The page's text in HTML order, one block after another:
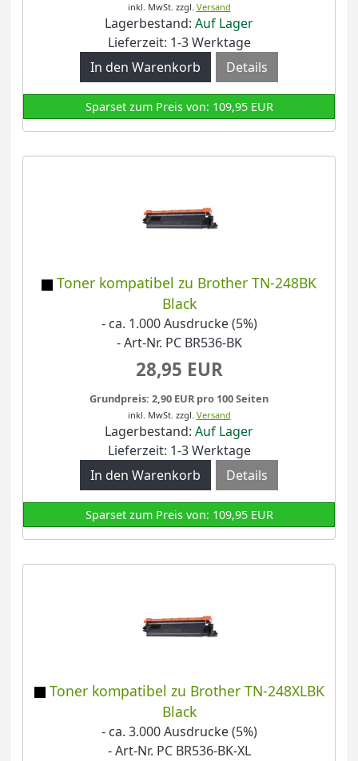
inkl. MwSt. zzgl. Versand
Lagerbestand: Auf Lager
Lieferzeit: 1-3 Werktage
Details
Sparset zum Preis von: 109,95 EUR
Toner kompatibel zu Brother TN-248BK
Black
- ca. 1.000 Ausdrucke (5%)
- Art-Nr. PC BR536-BK
28,95 EUR
Grundpreis: 2,90 EUR pro 100 Seiten
inkl. MwSt. zzgl. Versand
Lagerbestand: Auf Lager
Lieferzeit: 1-3 Werktage
Details
Sparset zum Preis von: 109,95 EUR
Toner kompatibel zu Brother TN-248XLBK
Black
- ca. 3.000 Ausdrucke (5%)
- Art-Nr. PC BR536-BK-XL